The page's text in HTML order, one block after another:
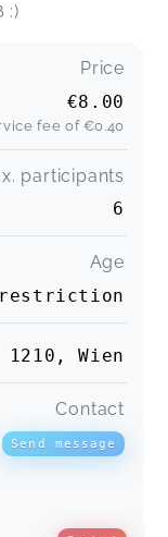
:)
Price
€8.00
fee of€0.40
participants
6
Age
1210, Wien
Contact
Send message